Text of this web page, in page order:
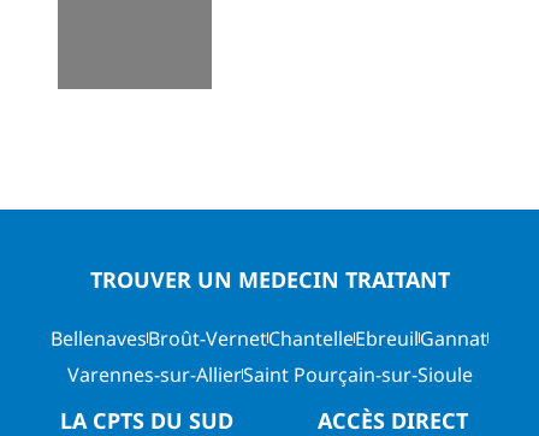
TROUVER UN MEDECIN TRAITANT
BellenavesBroût-VernetChantelleEbreuilGannat
Varennes-sur-AllierSaint Pourçain-sur-Sioule
LA CPTS DU SUD ACCÈS DIRECT